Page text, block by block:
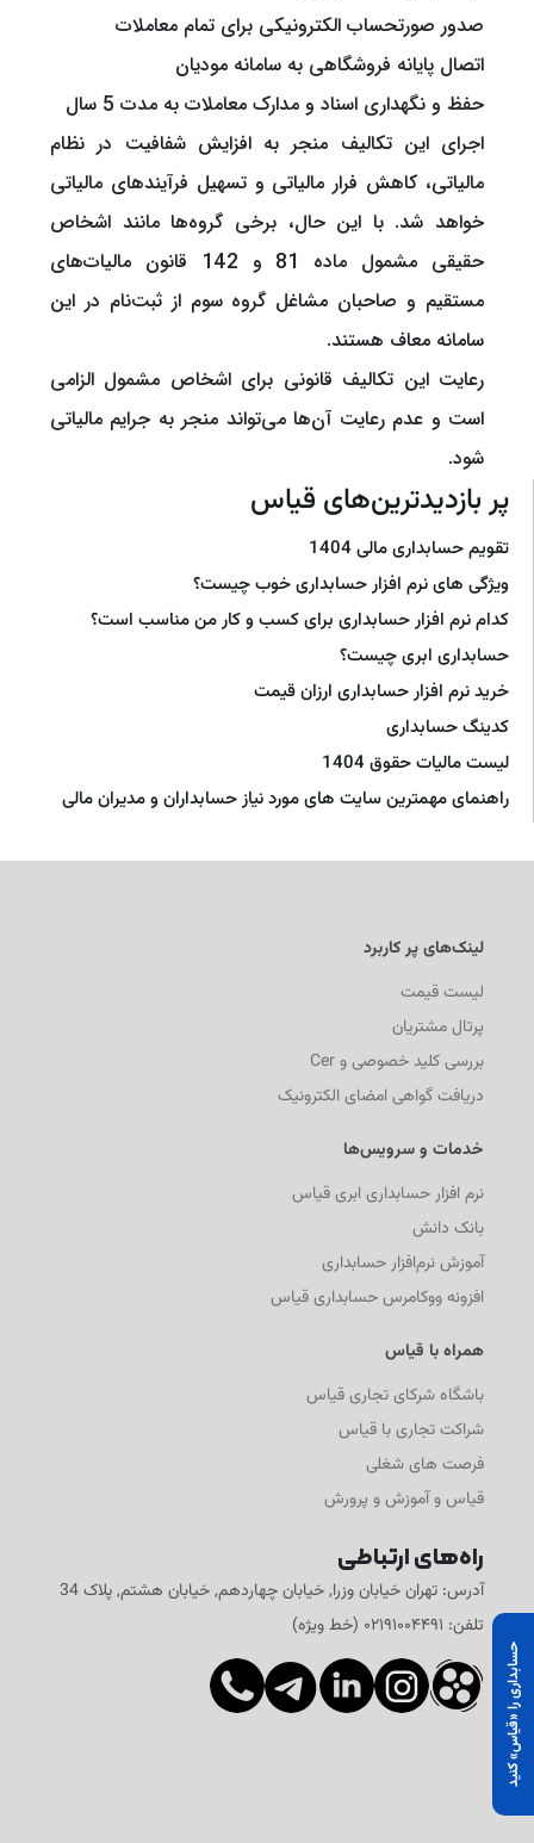
حسابداری را «قیاس» کنید
صدور صورتحساب الکترونیکی برای تمام معاملات
اتصال پایانه فروشگاهی به سامانه مودیان
حفظ و نگهداری اسناد و مدارک معاملات به مدت 5 سال
اجرای این تکالیف منجر به افزایش شفافیت در نظام
مالیاتی، کاهش فرار مالیاتی و تسهیل فرآیندهای مالیاتی
خواهد شد. با این حال، برخی گروه‌ها مانند اشخاص
حقیقی مشمول ماده 81 و 142 قانون مالیات‌های
مستقیم و صاحبان مشاغل گروه سوم از ثبت‌نام در این
سامانه معاف هستند.
رعایت این تکالیف قانونی برای اشخاص مشمول الزامی
است و عدم رعایت آن‌ها می‌تواند منجر به جرایم مالیاتی
شود.
پر بازدیدترین‌های قیاس
تقویم حسابداری مالی 1404
ویژگی های نرم افزار حسابداری خوب چیست؟
کدام نرم افزار حسابداری برای کسب و کار من مناسب است؟
حسابداری ابری چیست؟
خرید نرم افزار حسابداری ارزان قیمت
کدینگ حسابداری
لیست مالیات حقوق 1404
راهنمای مهمترین سایت های مورد نیاز حسابداران و مدیران مالی
لینک‌های پر کاربرد
لیست قیمت
پرتال مشتریان
بررسی کلید خصوصی و Cer
دریافت گواهی امضای الکترونیک
خدمات و سرویس‌ها
نرم افزار حسابداری ابری قیاس
بانک دانش
آموزش نرم‌افزار حسابداری
افزونه ووکامرس حسابداری قیاس
همراه با قیاس
باشگاه شرکای تجاری قیاس
شراکت تجاری با قیاس
فرصت های شغلی
قیاس و آموزش و پرورش
راه‌های ارتباطی
آدرس: تهران خیابان وزرا, خیابان چهاردهم, خیابان هشتم, پلاک 34
تلفن: ۰۲۱۹۱۰۰۴۴۹۱ (خط ویژه)